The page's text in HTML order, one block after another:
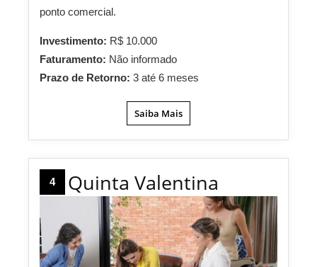
ponto comercial.
Investimento: R$ 10.000
Faturamento: Não informado
Prazo de Retorno: 3 até 6 meses
Saiba Mais
4 Quinta Valentina